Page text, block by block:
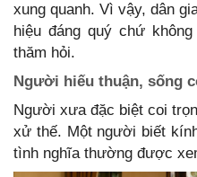
xung quanh. Vì vậy, dân
hiệu đáng quý chứ
thăm hỏi.
Người hiếu thuận, sống
Người xưa đặc biệt coi
xử thế. Một người biết
tình nghĩa thường được